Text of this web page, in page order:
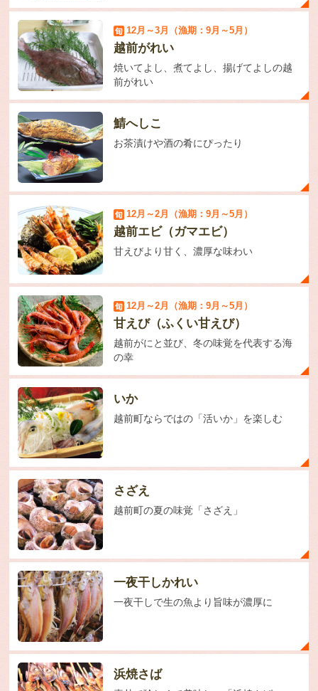
12月～3月（漁期：9月～5月）
越前がれい
焼いてよし、煮てよし、揚げてよしの越
前がれい
鯖へしこ
お茶漬けや酒の肴にぴったり
12月～2月（漁期：9月～5月）
越前エビ（ガマエビ）
甘えびより甘く、濃厚な味わい
12月～2月（漁期：9月～5月）
甘えび（ふくい甘えび）
越前がにと並び、冬の味覚を代表する海
の幸
いか
越前町ならではの「活いか」を楽しむ
さざえ
越前町の夏の味覚「さざえ」
一夜干しかれい
一夜干しで生の魚より旨味が濃厚に
浜焼さば